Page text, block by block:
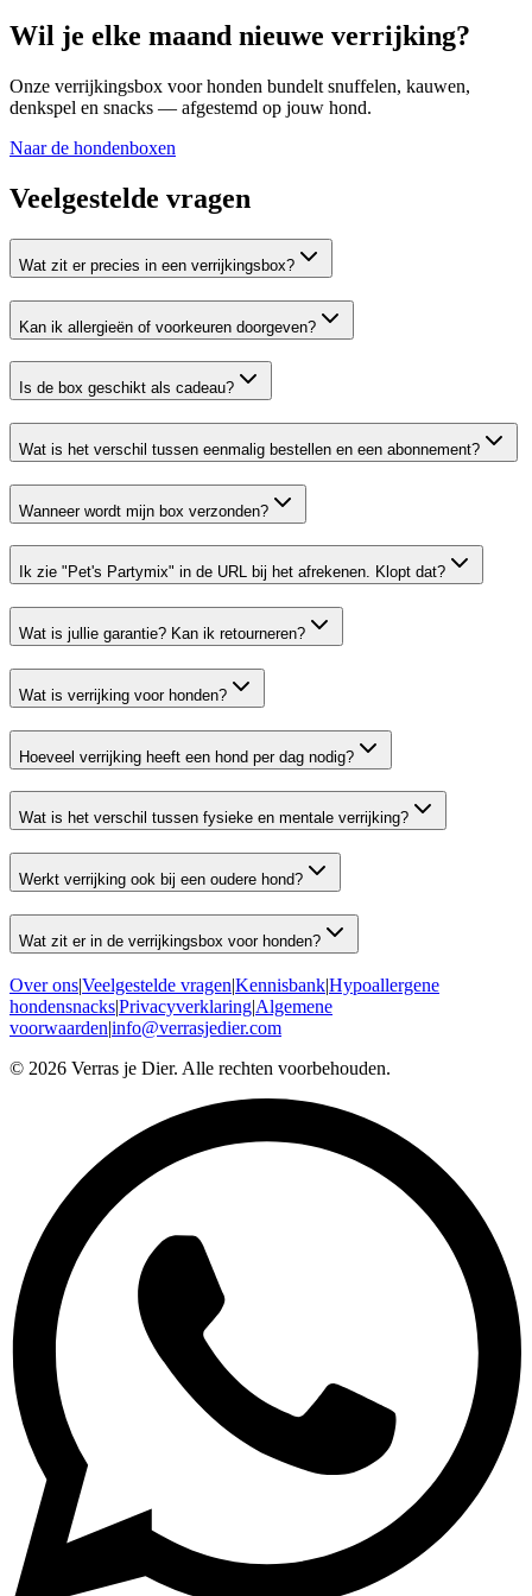
Wil je elke maand nieuwe verrijking?
Onze verrijkingsbox voor honden bundelt snuffelen, kauwen,
denkspel en snacks — afgestemd op jouw hond.
Naar de hondenboxen
Veelgestelde vragen
Wat zit er precies in een verrijkingsbox?
Kan ik allergieën of voorkeuren doorgeven?
Is de box geschikt als cadeau?
Wat is het verschil tussen eenmalig bestellen en een abonnement?
Wanneer wordt mijn box verzonden?
Ik zie "Pet's Partymix" in de URL bij het afrekenen. Klopt dat?
Wat is jullie garantie? Kan ik retourneren?
Wat is verrijking voor honden?
Hoeveel verrijking heeft een hond per dag nodig?
Wat is het verschil tussen fysieke en mentale verrijking?
Werkt verrijking ook bij een oudere hond?
Wat zit er in de verrijkingsbox voor honden?
Over ons|Veelgestelde vragen|Kennisbank|Hypoallergene
hondensnacks|Privacyverklaring|Algemene
voorwaarden|info@verrasjedier.com
© 2026 Verras je Dier. Alle rechten voorbehouden.